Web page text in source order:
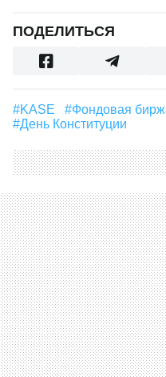
ПОДЕЛИТЬСЯ
#KASE #Фондовая
#День Конституции